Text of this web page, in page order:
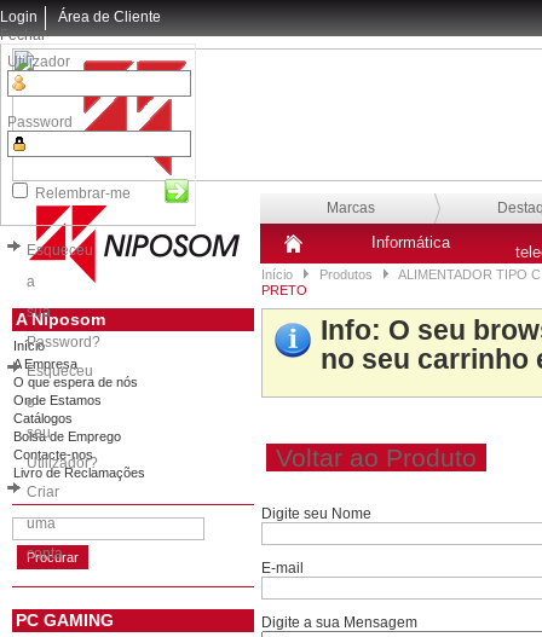
Login
Fechar
Utilizador
Password
Relembrar-me
Esqueceu
a
sua
Password?
Esqueceu
o
seu
Utilizador?
Criar
uma
conta
Área de Cliente
Marcas
Informática
Início Produtos
ALIMENTADOR TIPO
PRETO
A Niposom
Início
A Empresa
O que espera de nós
Onde Estamos
Catálogos
Bolsa de Emprego
Contacte-nos
Livro de Reclamações
PC GAMING
Info: O seu
no seu carrinho
Voltar ao Produto
Digite seu Nome
E-mail
Digite a sua Mensagem